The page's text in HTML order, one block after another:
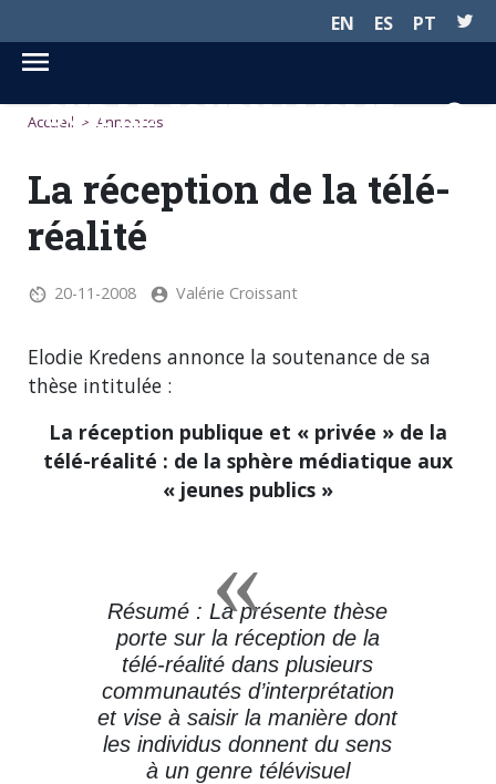
EN ES PT
SUR LE JOURNALISME...
Accueil > Annonces
La réception de la télé-
réalité
20-11-2008 Valérie Croissant
Elodie Kredens annonce la soutenance de sa
thèse intitulée :
La réception publique et « privée » de la
télé-réalité : de la sphère médiatique aux
« jeunes publics »
Résumé : La présente thèse
porte sur la réception de la
télé-réalité dans plusieurs
communautés d’interprétation
et vise à saisir la manière dont
les individus donnent du sens
à un genre télévisuel